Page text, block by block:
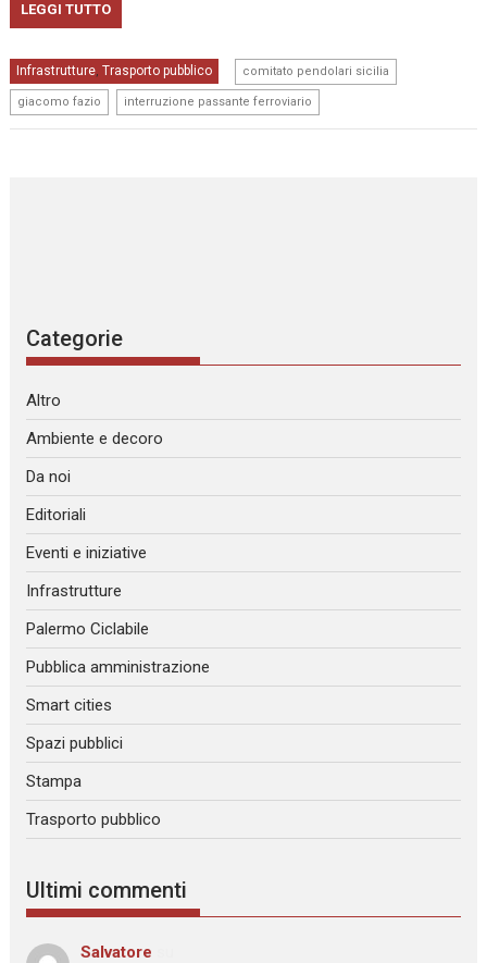
LEGGI TUTTO
Infrastrutture, Trasporto pubblico comitato pendolari sicilia
giacomo fazio interruzione passante ferroviario
Categorie
Altro
Ambiente e decoro
Da noi
Editoriali
Eventi e iniziative
Infrastrutture
Palermo Ciclabile
Pubblica amministrazione
Smart cities
Spazi pubblici
Stampa
Trasporto pubblico
Ultimi commenti
Salvatore